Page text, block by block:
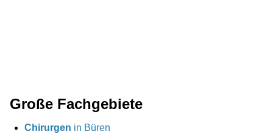
Große Fachgebiete
Chirurgen in Büren